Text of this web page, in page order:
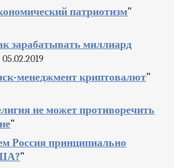
патриотизм"
зарабатывать миллиард
05.02.2019
менеджмент криптовалют"
не может противоречить
"
Россия принципиально
"